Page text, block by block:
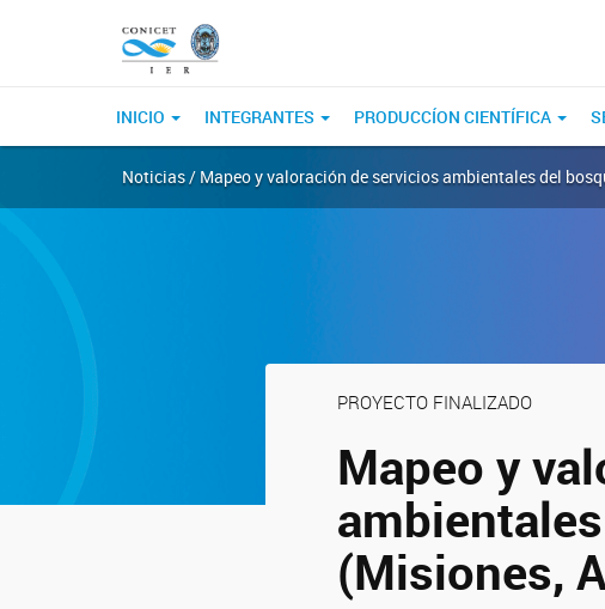
INICIO INTEGRANTES PRODUCCÍON CIENTÍFICA
Noticias / Mapeo y valoración de servicios ambientales del
PROYECTO FINALIZADO
Mapeo y
(Misiones,